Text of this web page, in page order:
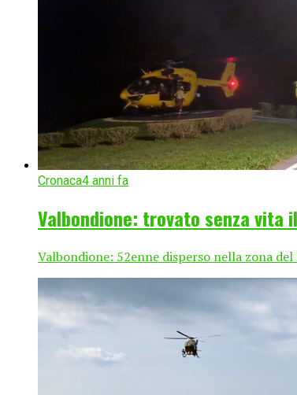
Cronaca4 anni fa
Valbondione: trovato senza vita
Valbondione: 52enne disperso nella zona